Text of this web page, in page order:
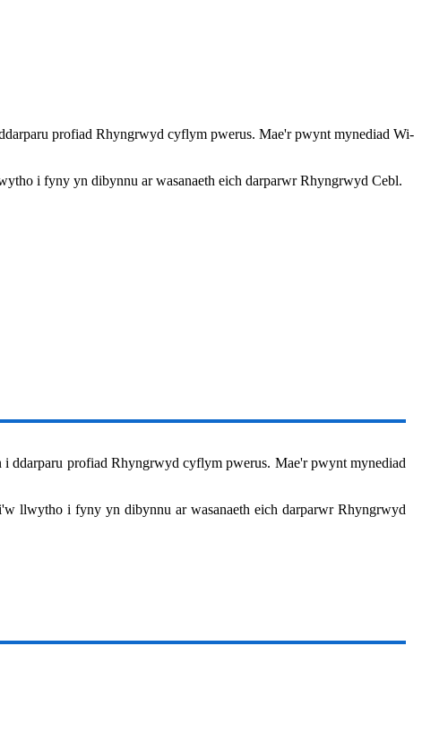
profiad Rhyngrwyd cyflym pwerus. Mae'r pwynt mynediad Wi-
i fyny yn dibynnu ar wasanaeth eich darparwr Rhyngrwyd Cebl.
profiad Rhyngrwyd cyflym pwerus. Mae'r pwynt mynediad
llwytho i fyny yn dibynnu ar wasanaeth eich darparwr Rhyngrwyd